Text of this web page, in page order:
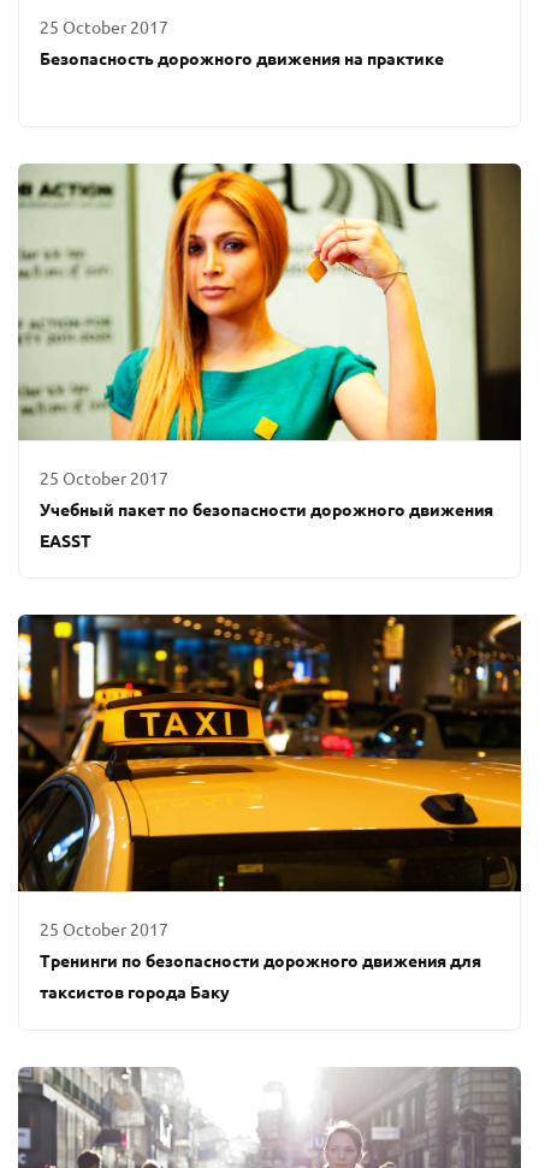
25 October 2017
Безопасность дорожного движения на практике
25 October 2017
Учебный пакет по безопасности дорожного движения
EASST
25 October 2017
Тренинги по безопасности дорожного движения для
таксистов города Баку